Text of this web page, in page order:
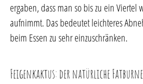
ergaben, dass man so bis zu ein Viertel
aufnimmt. Das bedeutet leichteres
beim Essen zu sehr einzuschränken.
Feigenkaktus: der natürliche